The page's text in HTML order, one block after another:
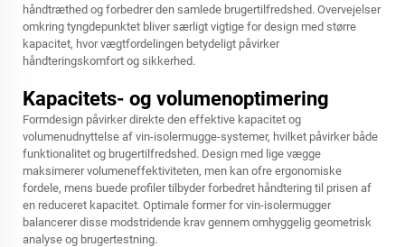
håndtræthed og forbedrer den samlede brugertilfredshed. Overvejelser
omkring tyngdepunktet bliver særligt vigtige for design med større
kapacitet, hvor vægtfordelingen betydeligt påvirker
håndteringskomfort og sikkerhed.
Kapacitets- og volumenoptimering
Formdesign påvirker direkte den effektive kapacitet og
volumenudnyttelse af vin-isolermugge-systemer, hvilket påvirker både
funktionalitet og brugertilfredshed. Design med lige vægge
maksimerer volumeneffektiviteten, men kan ofre ergonomiske
fordele, mens buede profiler tilbyder forbedret håndtering til prisen af
en reduceret kapacitet. Optimale former for vin-isolermugger
balancerer disse modstridende krav gennem omhyggelig geometrisk
analyse og brugertestning.